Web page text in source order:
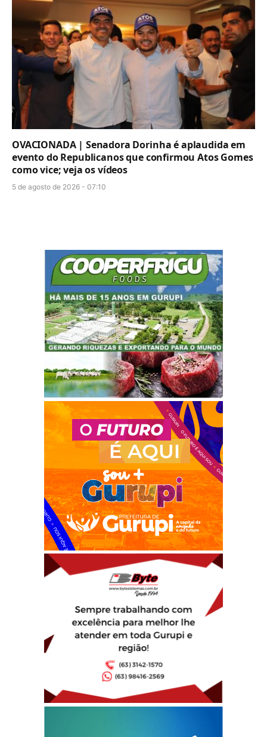
OVACIONADA | Senadora Dorinha é aplaudida em
evento do Republicanos que confirmou Atos Gomes
como vice; veja os vídeos
5 de agosto de 2026 - 07:10